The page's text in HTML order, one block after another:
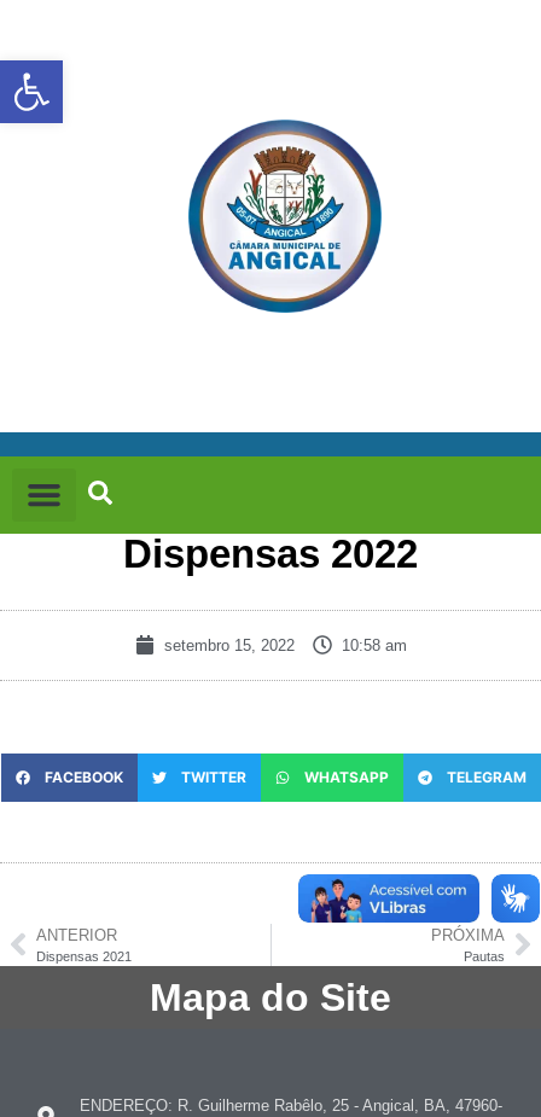
Abrir a barra de ferramentas
Dispensas 2022
setembro 15, 2022 10:58 am
FACEBOOK TWITTER WHATSAPP TELEGRAM
ANTERIOR
Dispensas 2021
PRÓXIMA
Pautas
Mapa do Site
ENDEREÇO: R. Guilherme Rabêlo, 25 - Angical, BA, 47960-